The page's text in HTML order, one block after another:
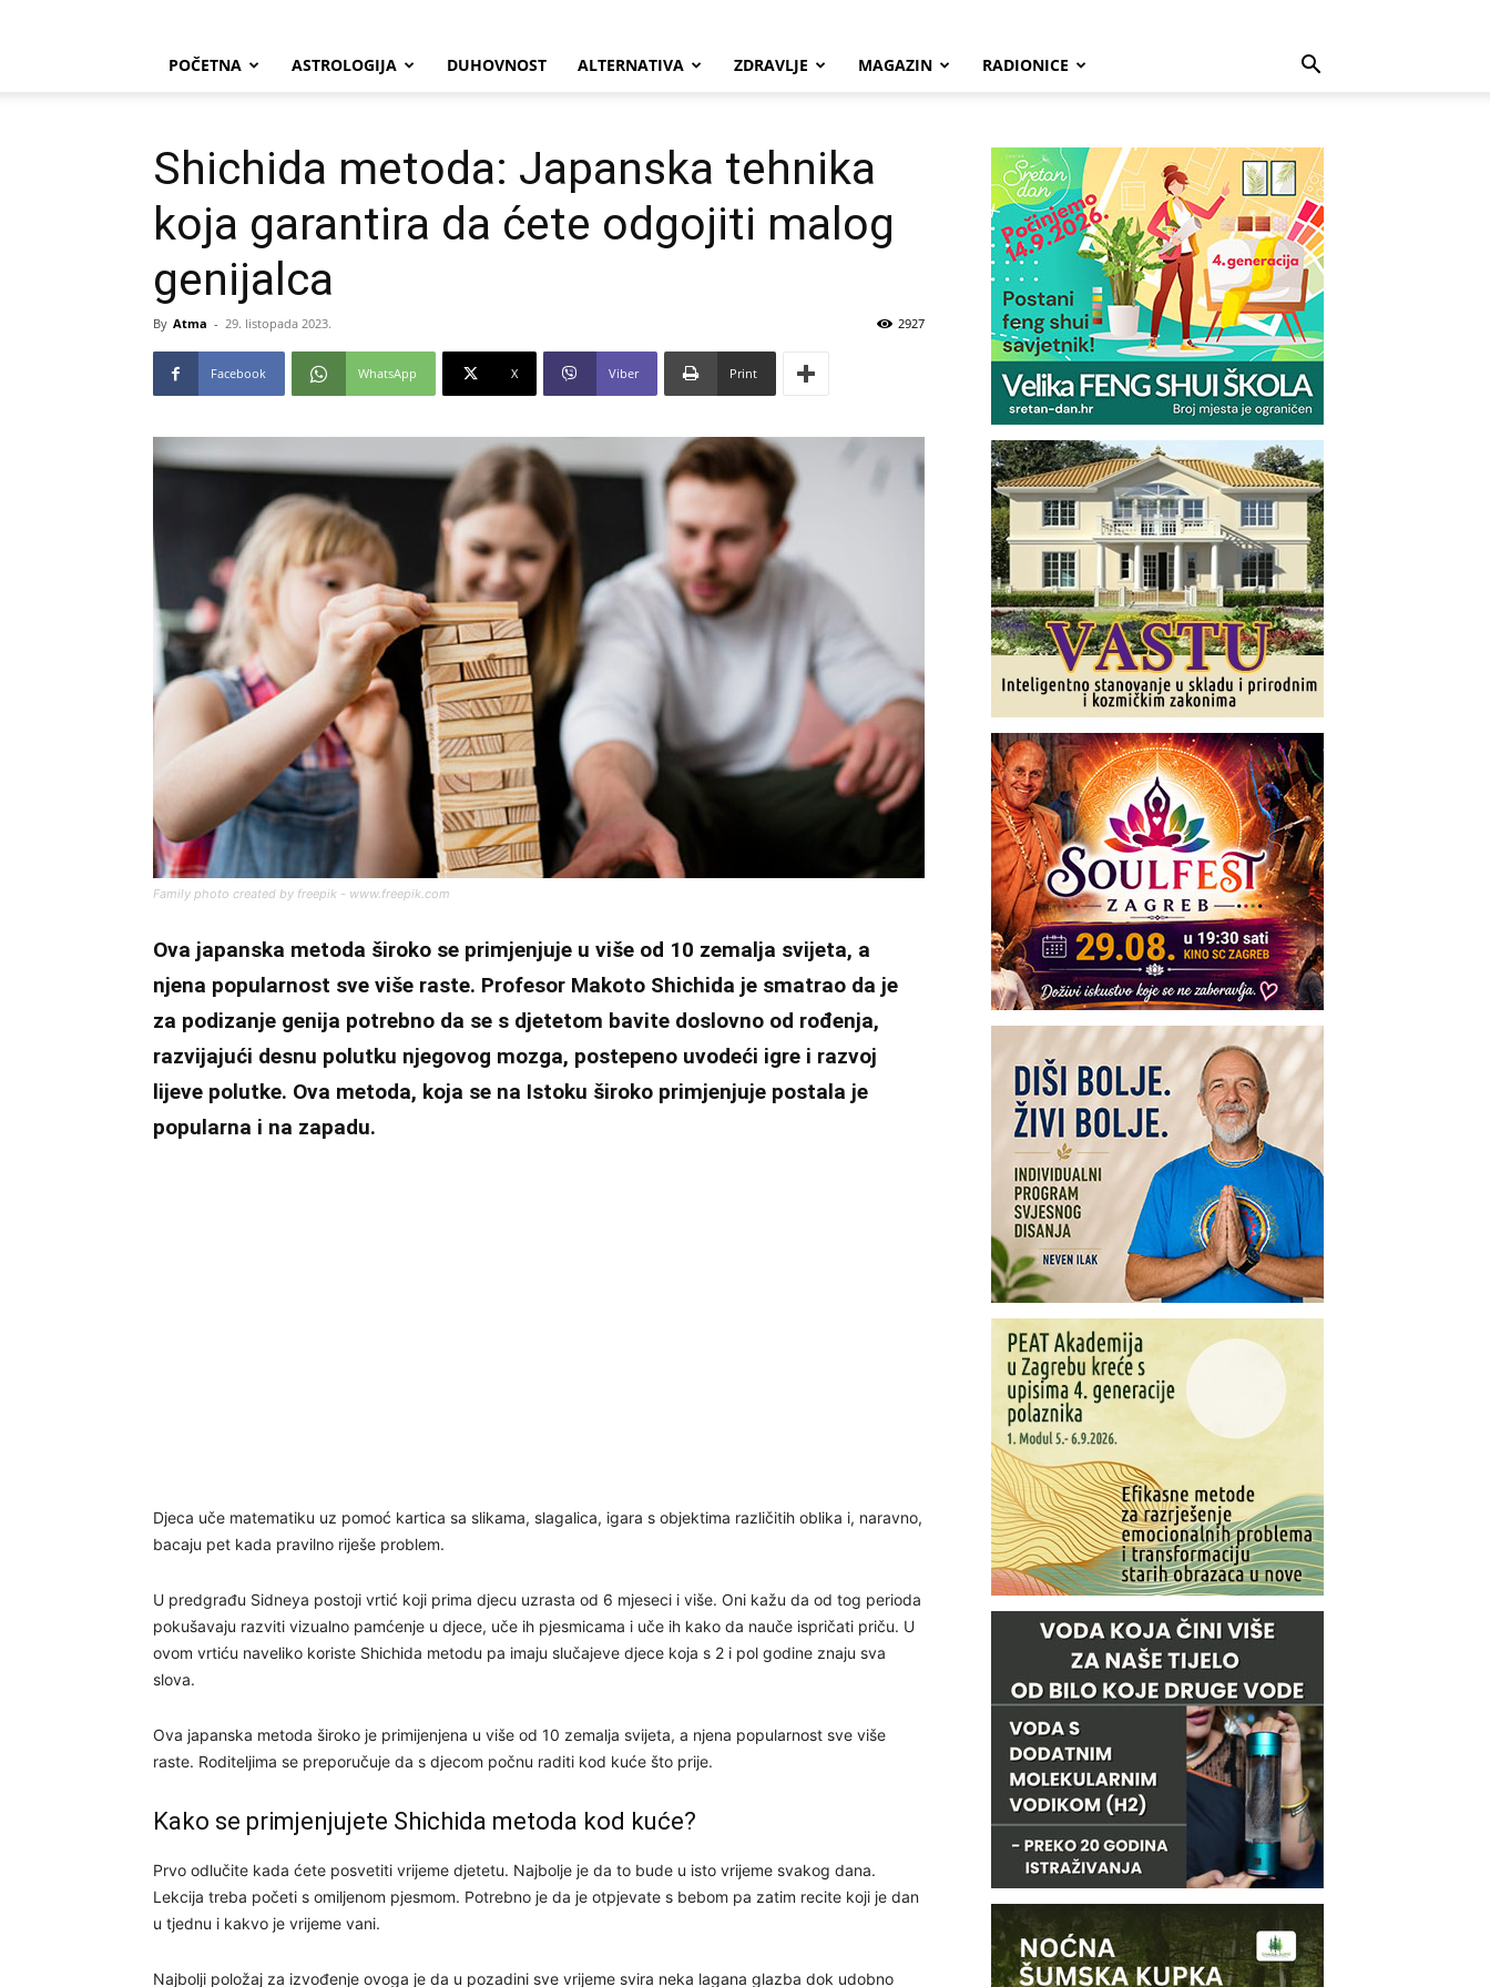
POČETNA ASTROLOGIJA DUHOVNOST ALTERNATIVA ZDRAVLJE MAGAZIN RADIONICE
Shichida metoda: Japanska tehnika
koja garantira da ćete odgojiti malog
genijalca
By Atma - 29. listopada 2023. 2927
Facebook WhatsApp X Viber Print
Family photo created by freepik - www.freepik.com
Ova japanska metoda široko se primjenjuje u više od 10 zemalja svijeta, a
njena popularnost sve više raste. Profesor Makoto Shichida je smatrao da je
za podizanje genija potrebno da se s djetetom bavite doslovno od rođenja,
razvijajući desnu polutku njegovog mozga, postepeno uvodeći igre i razvoj
lijeve polutke. Ova metoda, koja se na Istoku široko primjenjuje postala je
popularna i na zapadu.
Djeca uče matematiku uz pomoć kartica sa slikama, slagalica, igara s objektima različitih oblika i, naravno,
bacaju pet kada pravilno riješe problem.
U predgrađu Sidneya postoji vrtić koji prima djecu uzrasta od 6 mjeseci i više. Oni kažu da od tog perioda
pokušavaju razviti vizualno pamćenje u djece, uče ih pjesmicama i uče ih kako da nauče ispričati priču. U
ovom vrtiću naveliko koriste Shichida metodu pa imaju slučajeve djece koja s 2 i pol godine znaju sva
slova.
Ova japanska metoda široko je primijenjena u više od 10 zemalja svijeta, a njena popularnost sve više
raste. Roditeljima se preporučuje da s djecom počnu raditi kod kuće što prije.
Kako se primjenjujete Shichida metoda kod kuće?
Prvo odlučite kada ćete posvetiti vrijeme djetetu. Najbolje je da to bude u isto vrijeme svakog dana.
Lekcija treba početi s omiljenom pjesmom. Potrebno je da je otpjevate s bebom pa zatim recite koji je dan
u tjednu i kakvo je vrijeme vani.
Najbolji položaj za izvođenje ovoga je da u pozadini sve vrijeme svira neka lagana glazba dok udobno